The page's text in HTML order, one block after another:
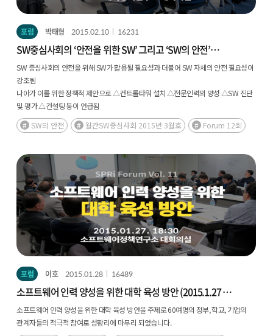
포럼 박태형 2015.02.10 16231
SW중심사회의 ‘안전을 위한 SW’ 그리고 ‘SW의 안전’
(2015.2.24 | 12회)
SW 중심사회의 안전을 위해 SW가 활용될 필요성과 더불어 SW 자체의 안전 필요성이
강조됨
나아가 이를 위한 정책적 제안으로 △컨트롤타워 설치 △전문인력의 양성 △SW 진단
및 평가 △컨설팅 등이 언급됨
SW의 안전
월간SW중심사회 2015년 3월호 Forum 12회
포럼 이호 2015.01.28 16489
소프트웨어 인력 양성을 위한 대학 육성 방안 (2015.1.27 |
11회)
소프트웨어 인력 양성을 위한 대학 육성 방안을 주제로 60여명의 정부, 학교, 기업의
관계자들의 적극적 참여로 성황리에 마무리 되었습니다.